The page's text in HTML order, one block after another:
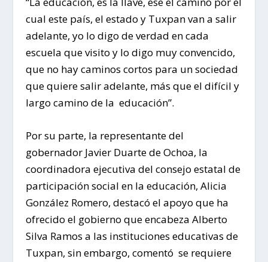
cual este país, el estado y Tuxpan van a salir
adelante, yo lo digo de verdad en cada
escuela que visito y lo digo muy convencido,
que no hay caminos cortos para un sociedad
que quiere salir adelante, más que el difícil y
largo camino de la educación”.
Por su parte, la representante del
gobernador Javier Duarte de Ochoa, la
coordinadora ejecutiva del consejo estatal de
participación social en la educación, Alicia
González Romero, destacó el apoyo que ha
ofrecido el gobierno que encabeza Alberto
Silva Ramos a las instituciones educativas de
Tuxpan, sin embargo, comentó se requiere